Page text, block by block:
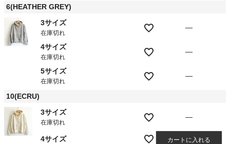
6(HEATHER GREY)
3サイズ
在庫切れ
—
4サイズ
在庫切れ
—
5サイズ
在庫切れ
—
10(ECRU)
3サイズ
在庫切れ
—
4サイズ カートに入れる